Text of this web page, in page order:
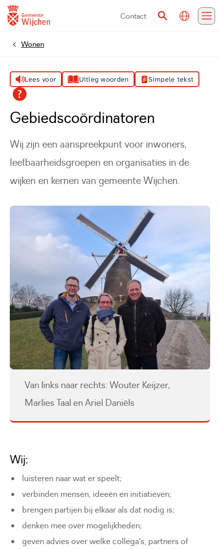
Contact
ZoekenVertalen
HomeWonen
Lees voor Uitleg woorden Simpele tekst
Gebiedscoördinatoren
Wij zijn een aanspreekpunt voor inwoners,
leefbaarheidsgroepen en organisaties in de
wijken en kernen van gemeente Wijchen.
Van links naar rechts: Wouter Keijzer,
Marlies Taal en Ariel Daniëls
Wij:
luisteren naar wat er speelt;
verbinden mensen, ideeën en initiatieven;
brengen partijen bij elkaar als dat nodig is;
denken mee over mogelijkheden;
geven advies over welke collega's, partners of